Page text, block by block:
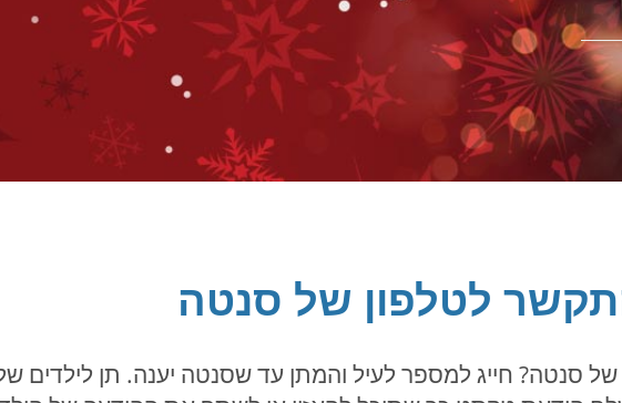
לטלפון של סנטה
חייג למספר לעיל והמתן עד שסנטה יענה. תן לילדים